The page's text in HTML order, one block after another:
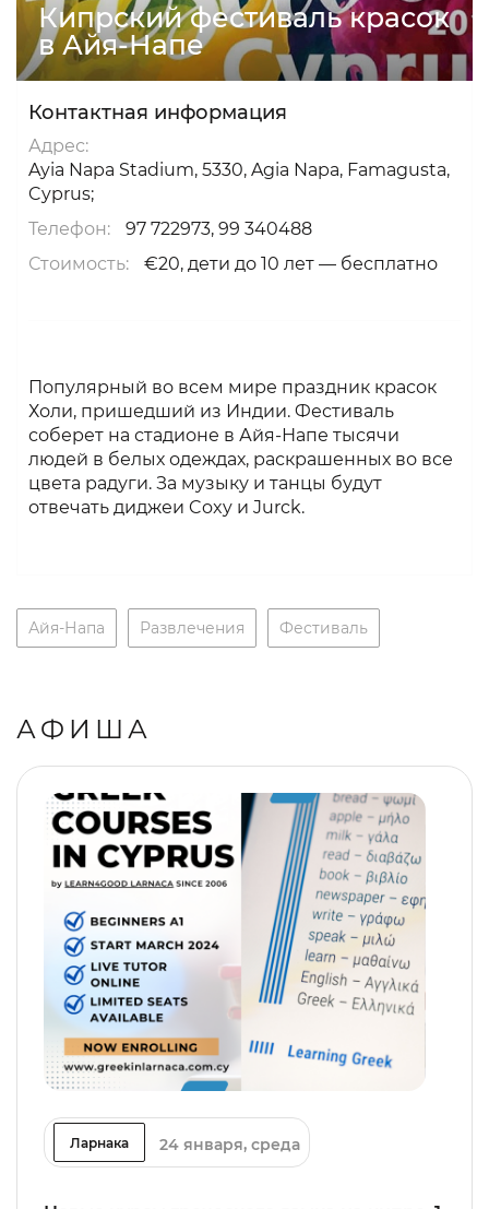
Кипрский фестиваль красок
в Айя-Напе
Контактная информация
Адрес:
Ayia Napa Stadium, 5330, Agia Napa, Famagusta,
Cyprus;
Телефон:
97 722973, 99 340488
Стоимость:
€20, дети до 10 лет — бесплатно
Популярный во всем мире праздник красок
Холи, пришедший из Индии. Фестиваль
соберет на стадионе в Айя-Напе тысячи
людей в белых одеждах, раскрашенных во все
цвета радуги. За музыку и танцы будут
отвечать диджеи Coxy и Jurck.
Айя-Напа Развлечения Фестиваль
АФИША
Ларнака 24 января, среда